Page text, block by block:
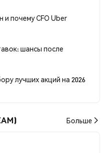
почему CFO Uber
шансы после
лучших акций на 2026
Больше